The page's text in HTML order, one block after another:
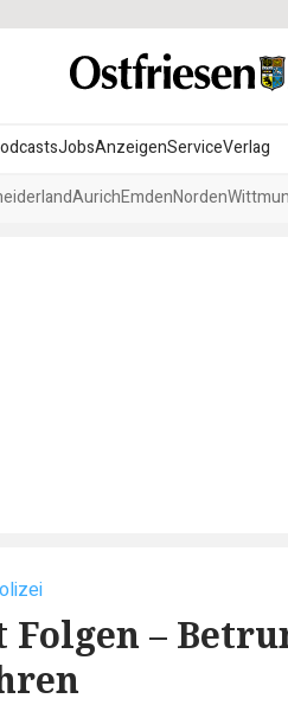
JobsAnzeigenServiceVerlag
AurichEmdenNorden
Folgen –